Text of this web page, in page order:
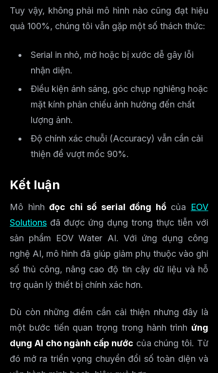
Tuy vậy, không phải mô hình nào cũng đạt hiệu
quả 100%, chúng tôi vẫn gặp một số thách thức:
Serial in nhỏ, mờ hoặc bị xước dễ gây lỗi
nhận diện.
Điều kiện ánh sáng, góc chụp nghiêng hoặc
mặt kính phản chiếu ảnh hưởng đến chất
lượng ảnh.
Độ chính xác chuỗi (Accuracy) vẫn cần cải
thiện để vượt mốc 90%.
Kết luận
Mô hìnhđọc chỉ số serial đồng hồcủa EOV
Solutions đã được ứng dụng trong thực tiễn với
sản phẩm EOV Water AI. Với ứng dụng công
nghệ AI, mô hình đã giúp giảm phụ thuộc vào ghi
số thủ công, nâng cao độ tin cậy dữ liệu và hỗ
trợ quản lý thiết bị chính xác hơn.
Dù còn những điểm cần cải thiện nhưng đây là
một bước tiến quan trọng trong hành trình ứng
dụng AI cho ngành cấp nước của chúng tôi. Từ
đó mở ra triển vọng chuyển đổi số toàn diện và